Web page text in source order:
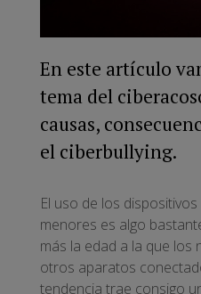
En este artículo
tema del
causas,
el ciberbullying.
El uso de los
menores es algo
más la edad a la que los
otros aparatos
tendencia trae consigo